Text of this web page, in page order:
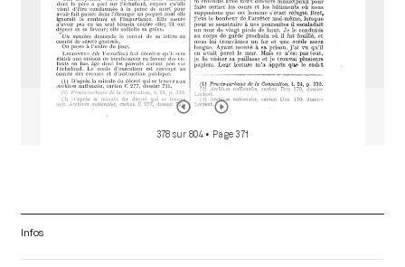
378 sur 804 • Page 371
Infos